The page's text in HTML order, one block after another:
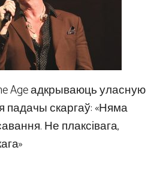
Age адкрываюць уласную
падачы скаргаў: «Няма
Не плаксівага,